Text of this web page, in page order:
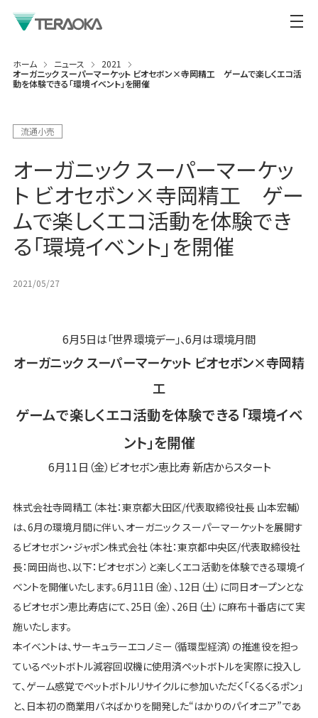
ホーム ニュース
2021
オーガニック スーパーマーケット ビオセボン×寺岡精工 ゲームで楽しくエコ活
動を体験できる「環境イベント」を開催
流通小売
オーガニック スーパーマーケッ
ト ビオセボン×寺岡精工 ゲー
ムで楽しくエコ活動を体験でき
る「環境イベント」を開催
2021/05/27
6月5日は「世界環境デー」、6月は環境月間
オーガニック スーパーマーケット ビオセボン×寺岡精
工
ゲームで楽しくエコ活動を体験できる「環境イベ
ント」を開催
6月11日（金）ビオセボン恵比寿 新店からスタート
株式会社寺岡精工（本社：東京都大田区/代表取締役社長 山本宏輔）
は、6月の環境月間に伴い、オーガニック スーパーマーケットを展開す
るビオセボン・ジャポン株式会社（本社：東京都中央区/代表取締役社
長：岡田尚也、以下：ビオセボン）と楽しくエコ活動を体験できる環境イ
ベントを開催いたします。6月11日（金）、12日（土）に同日オープンとな
るビオセボン恵比寿店にて、25日（金）、26日（土）に麻布十番店にて実
施いたします。
本イベントは、サーキュラーエコノミー（循環型経済）の推進役を担っ
ているペットボトル減容回収機に使用済ペットボトルを実際に投入し
て、ゲーム感覚でペットボトルリサイクルに参加いただく「くるくるポン」
と、日本初の商業用バネばかりを開発した“はかりのパイオニア”であ